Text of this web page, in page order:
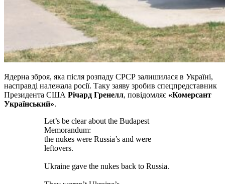
Ядерна зброя, яка після розпаду СРСР залишилася в Україні,
насправді належала росії. Таку заяву зробив спецпредставник
Президента США Річард Гренелл, повідомляє «Комерсант
Український».
Let’s be clear about the Budapest
Memorandum:
the nukes were Russia’s and were
leftovers.
Ukraine gave the nukes back to Russia.